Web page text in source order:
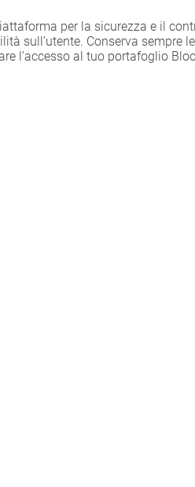
per la sicurezza e il
sull’utente. Conserva sempre
l’accesso al tuo portafoglio